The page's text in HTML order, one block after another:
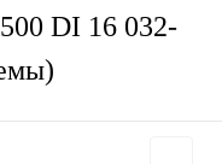
DI 16 032-